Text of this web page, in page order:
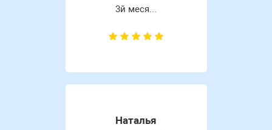
3й меся...
Наталья